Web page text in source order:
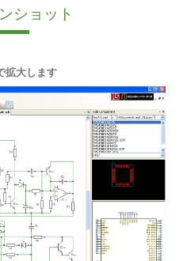
ショット
拡大します